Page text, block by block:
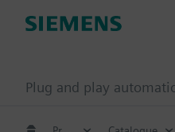
Plug and play